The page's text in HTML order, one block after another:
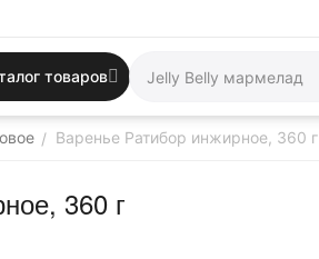
товаров
/ Варенье Ратибор инжирное, 360 г
360 г